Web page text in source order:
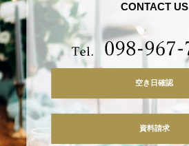
CONTACT US
空き日確認
資料請求